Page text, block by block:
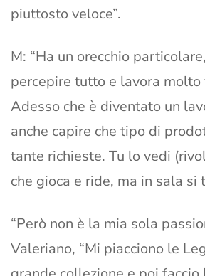
piuttosto veloce”.
M: “Ha un orecchio
percepire tutto e lavora molto
Adesso che è diventato un
anche capire che tipo di
tante richieste. Tu lo vedi
che gioca e ride, ma in sala si
“Però non è la mia sola
Valeriano, “Mi piacciono le